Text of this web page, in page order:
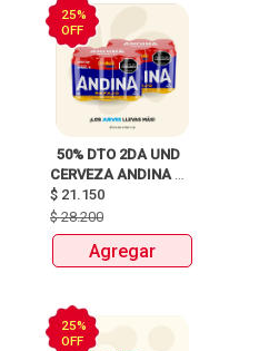
25%
OFF
  50% DTO 2DA UND
CERVEZA ANDINA
$ 21.150
$28.200
Agregar
25%
OFF